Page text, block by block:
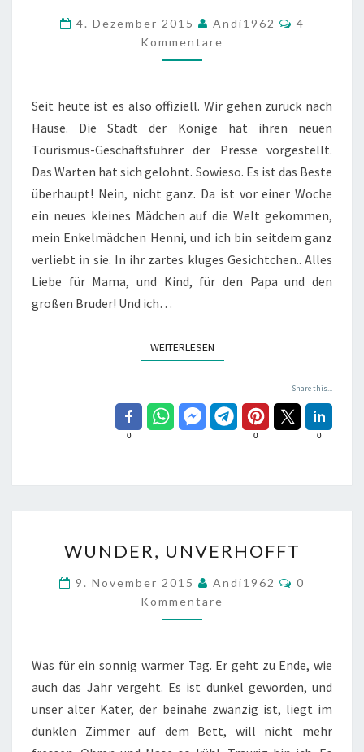
WUNDER…
4. Dezember 2015 Andi1962
4
Kommentare
Seit heute ist es also offiziell. Wir gehen zurück nach
Hause. Die Stadt der Könige hat ihren neuen
Tourismus-Geschäftsführer der Presse vorgestellt.
Das Warten hat sich gelohnt. Sowieso. Es ist das Beste
überhaupt! Nein, nicht ganz. Da ist vor einer Woche
ein neues kleines Mädchen auf die Welt gekommen,
mein Enkelmädchen Henni, und ich bin seitdem ganz
verliebt in sie. In ihr zartes kluges Gesichtchen.. Alles
Liebe für Mama, und Kind, für den Papa und den
großen Bruder! Und ich…
WEITERLESENWEITERLESEN
Share this...
0 0 0
UNVERHOFFT
WUNDER, UNVERHOFFT
9. November 2015 Andi1962
0
Kommentare
Was für ein sonnig warmer Tag. Er geht zu Ende, wie
auch das Jahr vergeht. Es ist dunkel geworden, und
unser alter Kater, der beinahe zwanzig ist, liegt im
dunklen Zimmer auf dem Bett, will nicht mehr